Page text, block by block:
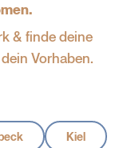
& finde deine
Vorhaben.
Kiel